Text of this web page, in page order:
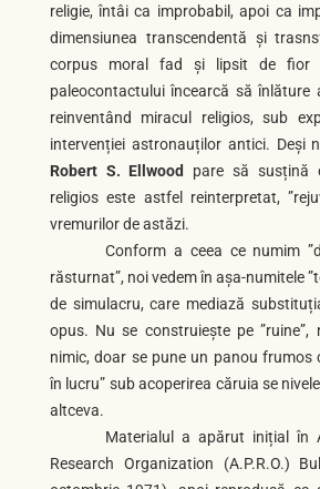
religie, întâi ca improbabil, apoi ca
dimensiunea transcendentă și
corpus moral fad și lipsit de fior
paleocontactului încearcă să înlăture
reinventând miracul religios, sub
intervenției astronauților antici. Deși
Robert S. Ellwood pare să susțină
religios este astfel reinterpretat,
vremurilor de astăzi.
Conform a ceea ce numim
răsturnat”, noi vedem în așa-numitele
de simulacru, care mediază
opus. Nu se construiește pe ”ruine”,
nimic, doar se pune un panou frumos
în lucru” sub acoperirea căruia se
altceva.
Materialul a apărut inițial în
Research Organization (A.P.R.O.)